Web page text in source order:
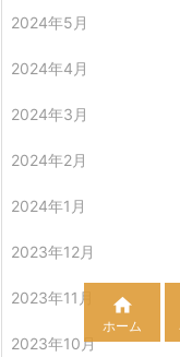
2024年5月
2024年4月
2024年3月
2024年2月
2024年1月
2023年12月
2023年11月
2023年10月

ホーム